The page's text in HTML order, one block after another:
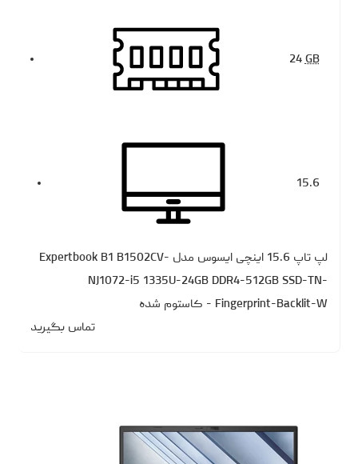
24GB
15.6
لپ تاپ 15.6 اینچی ایسوس مدل Expertbook B1 B1502CV-
NJ1072-i5 1335U-24GB DDR4-512GB SSD-TN-
Fingerprint-Backlit-W - کاستوم شده
تماس بگیرید